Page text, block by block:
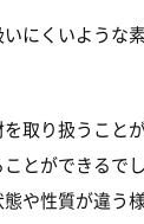
にくいよう
取り扱うこと
とができるで
や性質が違う